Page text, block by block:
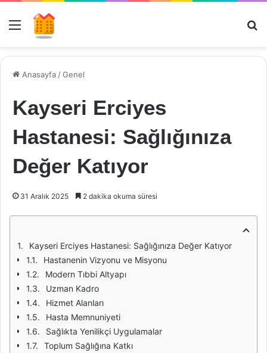
Menü
Anasayfa /Genel
Kayseri Erciyes
Hastanesi: Sağlığınıza
Değer Katıyor
31 Aralık 2025 2 dakika okuma süresi
Kayseri Erciyes Hastanesi: Sağlığınıza Değer Katıyor
Hastanenin Vizyonu ve Misyonu
Modern Tıbbi Altyapı
Uzman Kadro
Hizmet Alanları
Hasta Memnuniyeti
Sağlıkta Yenilikçi Uygulamalar
Toplum Sağlığına Katkı